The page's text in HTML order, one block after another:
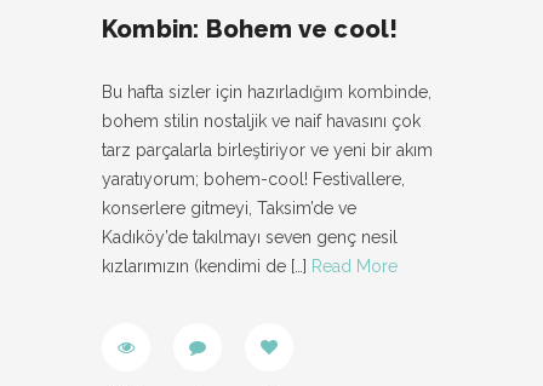
Kombin: Bohem ve cool!
Bu hafta sizler için hazırladığım kombinde,
bohem stilin nostaljik ve naif havasını çok
tarz parçalarla birleştiriyor ve yeni bir akım
yaratıyorum; bohem-cool! Festivallere,
konserlere gitmeyi, Taksim’de ve
Kadıköy’de takılmayı seven genç nesil
kızlarımızın (kendimi de […] Read More